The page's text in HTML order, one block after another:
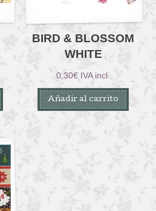
BIRD & BLOSSOM
WHITE
0,30€ IVA incl.
Añadir al carrito